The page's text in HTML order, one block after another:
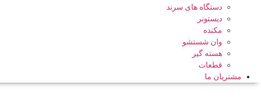
دستگاه های سرند
دیستونر
مکنده
وان شستشو
هسته گیر
قطعات
مشتریان ما